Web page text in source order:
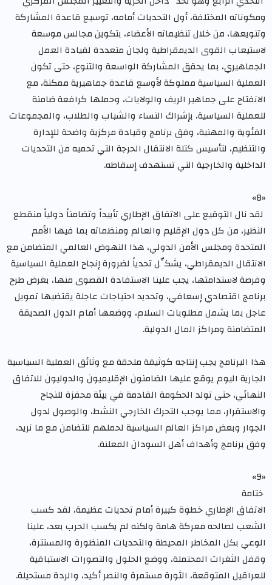
ومكوناته المختلفة، أول التحديات أمامه، توسيع قاعدة المشاركة
وتنويعها، من خلال تنظيماته الأعضاء، بتكوين مجالس موسعة
لاستيعاب القوى الديمقراطية ولجان متعددة لقيادة العمل
الجماهيري، بما يحقق المشاركة الواسعة والتنوع، حتى تكون
العملية السياسية مملوكة لأوسع قاعدة جماهيرية ممكنة، مع
الانفتاح على جماهير الريف والولايات، وحملها كرافعة ضامنة
للعملية السياسية، بإشراك النساء والشباب والطلاب، والمجموعات
الفئوية والمهنية، وفق برنامج وقيادة مركزية واضحة للإدارة
والتنظيم، لتأسيس كتلة الانتقال الحرجة التي تحميه من التحديات
الداخلية والخارجية التي تستهدف إسقاطه.
«8»
لقد نال التوقيع على الاتفاق الإطاري تأييداً وتضامناً دولياً منقطع
النظير، من كل دول الإقليم والعالم ومنظماته بما فيها الأمم
المتحدة ومجلس الأمن الدولي، هذا النهوض العالمي المتضامن مع
الانتقال الديمقراطي، يشكِّل تحدياً لضرورة إنجاح العملية السياسية
وفرصة لاستدامتها، يجب علينا الاستفادة القصوى منها، بغرض طرح
برنامج اقتصادي إسعافي، وتحديد احتياجات عاجلة يقتضيها تمويل
عاجل بما يشمل مطلوبات السلام، ووضعها أمام الدول الصديقة
المتضامنة ومراكز المال الدولية.
هذا البرنامج يجب إنتاجه كوثيقة ملحقة مع وثائق العملية السياسية
الجارية اليوم يوقع عليها الضامنون الإقليميون والدوليون للاتفاق
النهائي، حتى تولد الحكومة القادمة في بيئة محفزة للنجاح
والاستقرار، مما يوجب التحرك الخارجي النشط، والوصول لدول
الجوار وبعض مراكز العالم السياسية لحملهم للتضامن مع ما نريد،
وفق برنامج وأهداف أهل السودان المعلنة.
«9»
ختامة
الاتفاق الإطاري خطوة كبيرة أمام تحديات عظيمة، لقد كسب
الشعب لصالحه معركة هامة ولكنه لم يكسب الحرب بعد، علينا
الوعي بكل المخاطر المحيطة والتحديات المنظورة والمستترة،
وقفل الثغرات المحتملة، ووضع الحلول والتصورات الاستباقية
للعراقيل المتوقعة، الثورة مستمرة والنصر أكيد، والردة مستحيلة.